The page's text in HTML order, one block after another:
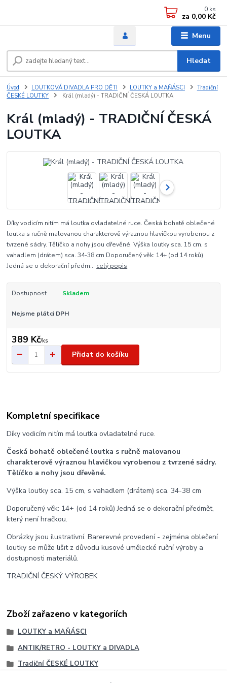
Menu
Hledat
0 ks
za 0,00 Kč
Úvod LOUTKOVÁ DIVADLA PRO DĚTI LOUTKY a MAŇÁSCI
Tradiční
ČESKÉ LOUTKY
Král (mladý) - TRADIČNÍ ČESKÁ LOUTKA
Král (mladý) - TRADIČNÍ ČESKÁ
LOUTKA
Díky vodicím nitím má loutka ovladatelné ruce. Česká bohatě oblečené
loutka s ručně malovanou charakterově výraznou hlavičkou vyrobenou z
tvrzené sádry. Tělíčko a nohy jsou dřevěné. Výška loutky sca. 15 cm, s
vahadlem (drátem) sca. 34-38 cm Doporučený věk: 14+ (od 14 roků)
Jedná se o dekorační předm... celý popis
Dostupnost Skladem
Nejsme plátci DPH
389 Kč/ks
Přidat do košíku
Kompletní specifikace
Díky vodicím nitím má loutka ovladatelné ruce.
Česká bohatě oblečené loutka s ručně malovanou
charakterově výraznou hlavičkou vyrobenou z tvrzené sádry.
Tělíčko a nohy jsou dřevěné.
Výška loutky sca. 15 cm, s vahadlem (drátem) sca. 34-38 cm
Doporučený věk: 14+ (od 14 roků) Jedná se o dekorační předmět,
který není hračkou.
Obrázky jsou ilustrativní. Barerevné provedení - zejména oblečení
loutky se může lišit z důvodu kusové umělecké ruční výroby a
dostupnosti materiálů.
TRADIČNÍ ČESKÝ VÝROBEK
Zboží zařazeno v kategoriích
LOUTKY a MAŇÁSCI
ANTIK/RETRO - LOUTKY a DIVADLA
Tradiční ČESKÉ LOUTKY